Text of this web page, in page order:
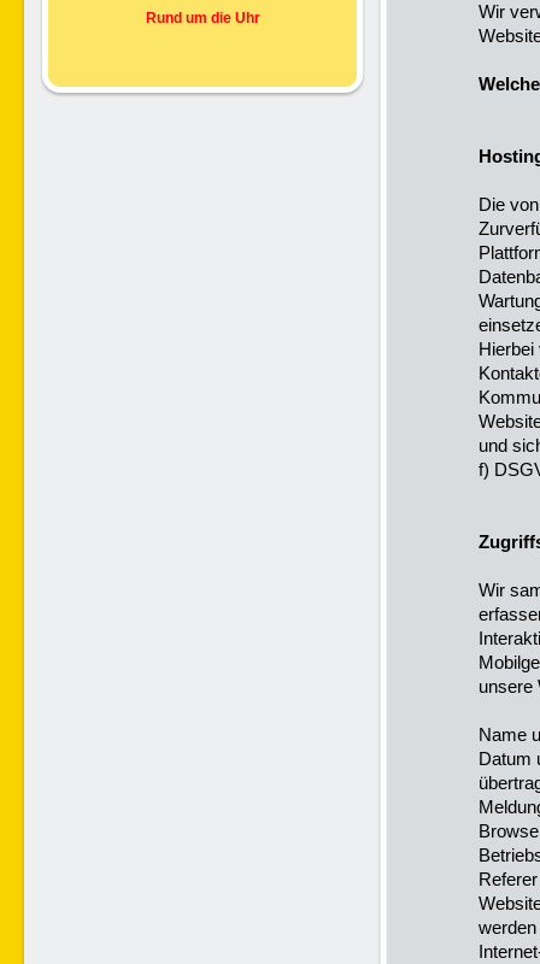
Wir
Die
Hierbei
und
f)
Wir
unsere
Name
Datum
werden
Rund um die Uhr